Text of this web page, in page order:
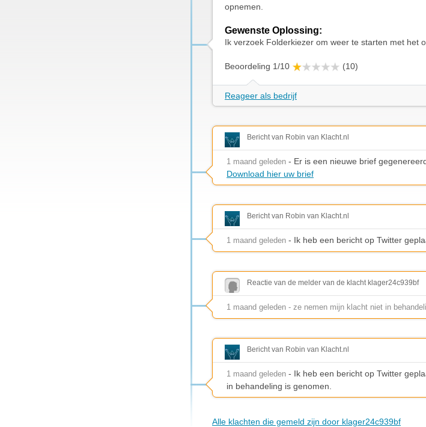
opnemen.
Gewenste Oplossing:
Ik verzoek Folderkiezer om weer te starten met het
Beoordeling 1/10 (10)
Reageer als bedrijf
Bericht van Robin van Klacht.nl
1 maand geleden - Er is een nieuwe brief
Download hier uw brief
Bericht van Robin van Klacht.nl
1 maand geleden - Ik heb een bericht op Twitter
Reactie van de melder van de klacht klager24c939bf
1 maand geleden - ze nemen mijn klacht niet in
Bericht van Robin van Klacht.nl
1 maand geleden - Ik heb een bericht op Twitter
in behandeling is genomen.
Alle klachten die gemeld zijn door klager24c939bf